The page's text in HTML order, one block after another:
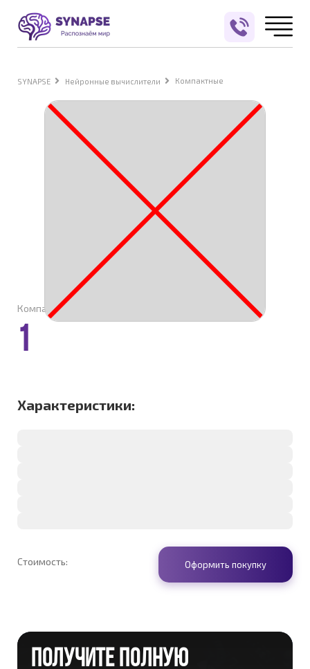
SYNAPSE Нейронные вычислители Компактные
Компактные
1
Характеристики:
Стоимость: Оформить покупку
ПОЛУЧИТЕ ПОЛНУЮ